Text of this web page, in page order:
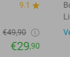
9.1
€49,90
€29,90